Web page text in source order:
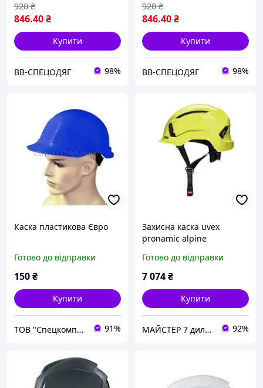
846.40₴
920 ₴
Купити
ВВ-СПЕЦОДЯГ 98%
846.40₴
920 ₴
Купити
ВВ-СПЕЦОДЯГ 98%
Каска пластикова Євро
Готово до відправки
150₴
Купити
ТОВ "Спецкомплект ЮА" 91%
Захисна каска uvex
pronamic alpine
Готово до відправки
7 074₴
Купити
МАЙСТЕР 7 дилер UVEХ safety GROUP 92%